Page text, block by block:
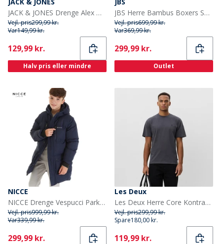
JACK & JONES Drenge Alex Norrebro SQ 150 Baggy Fit Jeans Blue Denim
Vejl. pris299,99 kr.
Var149,99 kr.
Current
129,99 kr.
Halv pris eller mindre
JBS Herre Bambus Boxers Sort 6-pak
Vejl. pris699,99 kr.
Var369,99 kr.
Current
299,99 kr.
Outlet
NICCE
NICCE Drenge Vespucci Parka Blå
Vejl. pris999,99 kr.
Var339,99 kr.
Current
299,99 kr.
Les Deux
Les Deux Herre Core Kontrast T-shirt Asphalt
Vejl. pris299,99 kr.
Spare180,00 kr.
Current
119,99 kr.